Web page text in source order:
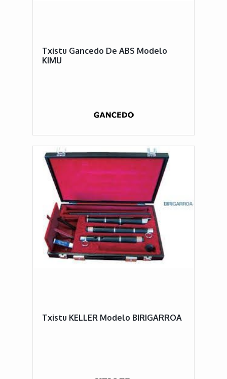
Txistu Gancedo De ABS Modelo
KIMU
Txistu KELLER Modelo BIRIGARROA